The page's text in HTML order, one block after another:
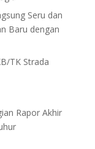
Seru dan
Baru dengan
TK Strada
Rapor Akhir